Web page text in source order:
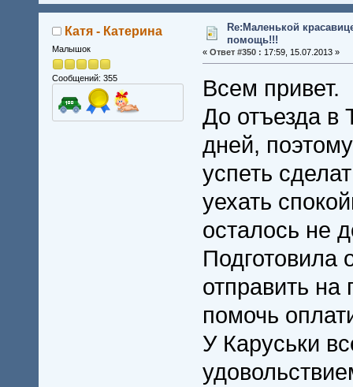
Катя - Катерина
Малышок
Сообщений: 355
Re:Маленькой
помощь!!!
« Ответ #350 : 17:59, 15.07.2013 »
Всем привет.
До отъезда в
дней,
успеть
уехать
осталось не
Подготовила
отправить
помочь
У Каруськи